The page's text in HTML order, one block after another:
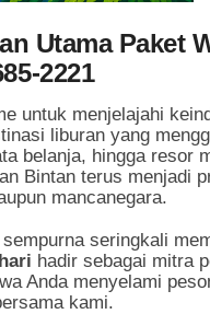
Utama Paket
2221
untuk menjelajahi
liburan yang
belanja, hingga resor
Bintan terus menjadi
mancanegara.
seringkali
hadir sebagai mitra
Anda menyelami
kami.